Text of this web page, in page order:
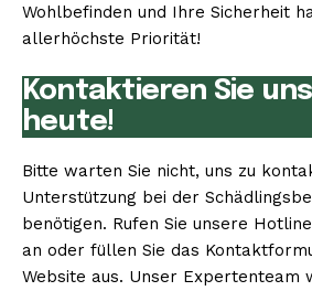
Wohlbefinden und Ihre Sicherheit
allerhöchste Priorität!
Kontaktieren Sie
heute!
Bitte warten Sie nicht, uns zu
Unterstützung bei der
benötigen. Rufen Sie unsere
an oder füllen Sie das
Website aus. Unser Expertenteam